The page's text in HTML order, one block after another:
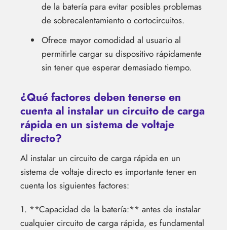
de la batería para evitar posibles problemas
de sobrecalentamiento o cortocircuitos.
Ofrece mayor comodidad al usuario al
permitirle cargar su dispositivo rápidamente
sin tener que esperar demasiado tiempo.
¿Qué factores deben tenerse en
cuenta al instalar un circuito de carga
rápida en un sistema de voltaje
directo?
Al instalar un circuito de carga rápida en un
sistema de voltaje directo es importante tener en
cuenta los siguientes factores:
1. **Capacidad de la batería:** antes de instalar
cualquier circuito de carga rápida, es fundamental